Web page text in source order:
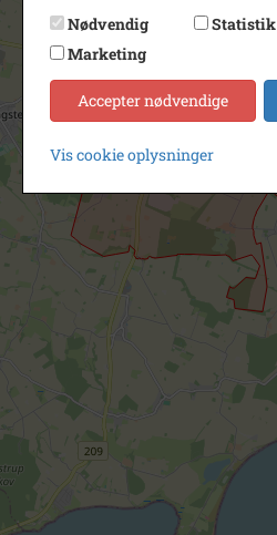
Nødvendig
Statistik
Marketing
Accepter nødvendige
Vis cookie oplysninger